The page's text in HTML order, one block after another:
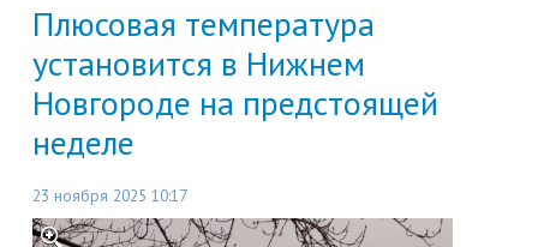
Плюсовая температура
установится в Нижнем
Новгороде на предстоящей
неделе
23 ноября 2025 10:17